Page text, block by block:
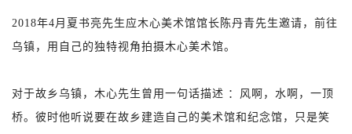
2018年4月夏书亮先生应木心美术馆馆长陈丹青先生邀请，前往
乌镇，用自己的独特视角拍摄木心美术馆。
对于故乡乌镇，木心先生曾用一句话描述 ：风啊，水啊，一顶
桥。彼时他听说要在故乡建造自己的美术馆和纪念馆，只是笑